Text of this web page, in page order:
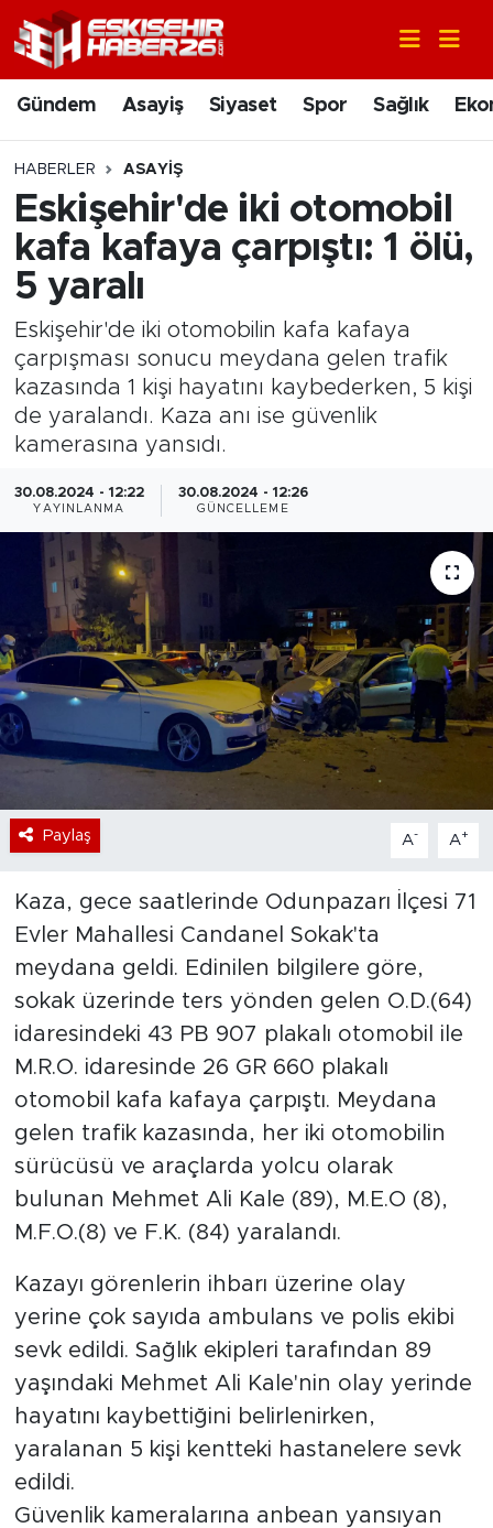
Gündem Asayiş Siyaset Spor Sağlık
HABERLER ASAYIŞ
Eskişehir'de iki otomobil
kafa kafaya çarpıştı: 1 ölü,
5 yaralı
Eskişehir'de iki otomobilin kafa kafaya
çarpışması sonucu meydana gelen trafik
kazasında 1 kişi hayatını kaybederken, 5 kişi
de yaralandı. Kaza anı ise güvenlik
kamerasına yansıdı.
30.08.2024 - 12:22
YAYINLANMA
30.08.2024 - 12:26
GÜNCELLEME
Paylaş A- A+
Kaza, gece saatlerinde Odunpazarı İlçesi 71
Evler Mahallesi Candanel Sokak'ta
meydana geldi. Edinilen bilgilere göre,
sokak üzerinde ters yönden gelen O.D.(64)
idaresindeki 43 PB 907 plakalı otomobil ile
M.R.O. idaresinde 26 GR 660 plakalı
otomobil kafa kafaya çarpıştı. Meydana
gelen trafik kazasında, her iki otomobilin
sürücüsü ve araçlarda yolcu olarak
bulunan Mehmet Ali Kale (89), M.E.O (8),
M.F.O.(8) ve F.K. (84) yaralandı.
Kazayı görenlerin ihbarı üzerine olay
yerine çok sayıda ambulans ve polis ekibi
sevk edildi. Sağlık ekipleri tarafından 89
yaşındaki Mehmet Ali Kale'nin olay yerinde
hayatını kaybettiğini belirlenirken,
yaralanan 5 kişi kentteki hastanelere sevk
edildi.
Güvenlik kameralarına anbean yansıyan
Gündem
Asayiş
Siyaset
Spor
Sağlık
Ekonomi
Eğitim
Bölge
Teknoloji
Magazin
Dünya
Sektör
Nöbetçi Eczaneler
Hava Durumu
Trafik Durumu
Süper Lig Puan Durumu ve Fikstür
Tüm Manşetler
Son Dakika Haberleri
Haber Arşivi